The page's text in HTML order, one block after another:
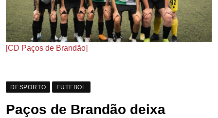
[CD Paços de Brandão]
DESPORTO FUTEBOL
Paços de Brandão deixa